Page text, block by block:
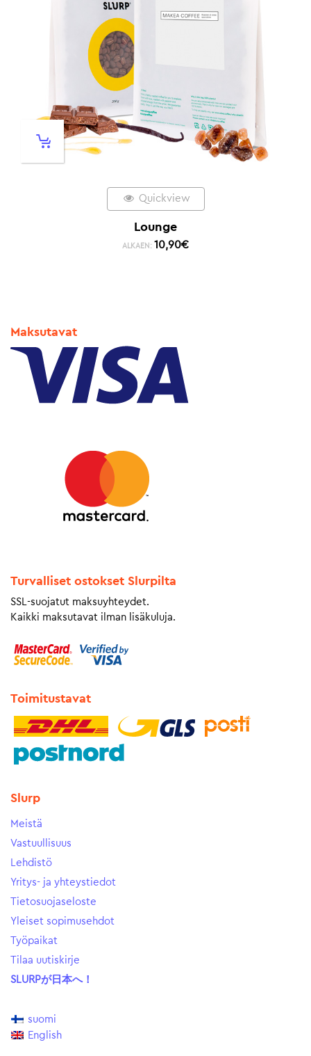
Quickview
Lounge
ALKAEN: 10,90€
Maksutavat
Turvalliset ostokset Slurpilta
SSL-suojatut maksuyhteydet.
Kaikki maksutavat ilman lisäkuluja.
Toimitustavat
Slurp
Meistä
Vastuullisuus
Lehdistö
Yritys- ja yhteystiedot
Tietosuojaseloste
Yleiset sopimusehdot
Työpaikat
Tilaa uutiskirje
SLURPが日本へ！
suomi
English